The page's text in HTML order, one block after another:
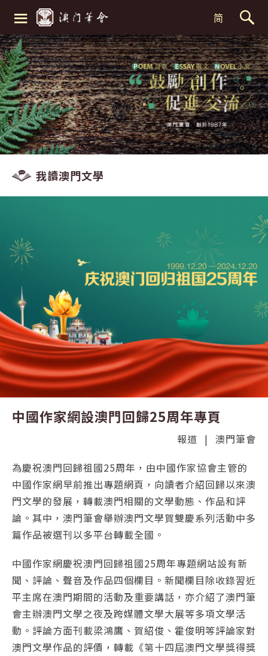
≡ 简
我讀澳門文學
中國作家網設澳門回歸25周年專頁
報道 | 澳門筆會
為慶祝澳門回歸祖國25周年，由中國作家協會主管的
中國作家網早前推出專題網頁，向讀者介紹回歸以來澳
門文學的發展，轉載澳門相關的文學動態、作品和評
論。其中，澳門筆會舉辦澳門文學賀雙慶系列活動中多
篇作品被選刊以多平台轉載全國。
中國作家網慶祝澳門回歸祖國25周年專題網站設有新
聞、評論、聲音及作品四個欄目。新聞欄目除收錄習近
平主席在澳門期間的活動及重要講話，亦介紹了澳門筆
會主辦澳門文學之夜及跨媒體文學大展等多項文學活
動。評論方面刊載梁鴻鷹、賀紹俊、霍俊明等評論家對
澳門文學作品的評價，轉載《第十四屆澳門文學獎得獎